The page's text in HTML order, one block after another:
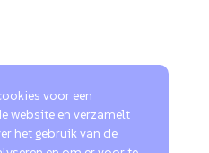
voor een
website en verzamelt
het gebruik van de